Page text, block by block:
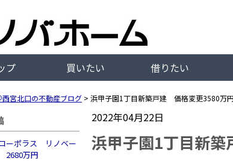
プ 買いたい 借りたい
西宮北口の不動産ブログ > 浜甲子園1丁目新築戸建 価格変更3580万
ーポラス リノベー
2680万円
2022年04月22日
浜甲子園1丁目新